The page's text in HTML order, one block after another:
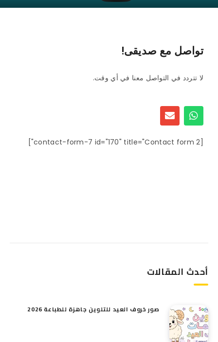
تواصل مع صديقى!
لا تتردد في التواصل معنا في أي وقت.
[contact-form-7 id="170" title="Contact form 2"]
أحدث المقالات
صور خروف العيد للتلوين​ جاهزة للطباعة 2026